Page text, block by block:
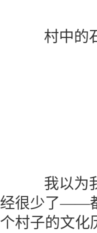
村中的石
我以为我
经很少了——
个村子的文化